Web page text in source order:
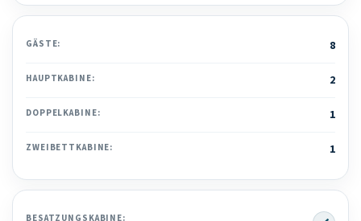
GÄSTE: 8
HAUPTKABINE: 2
DOPPELKABINE: 1
ZWEIBETTKABINE: 1
BESATZUNGSKABINE: